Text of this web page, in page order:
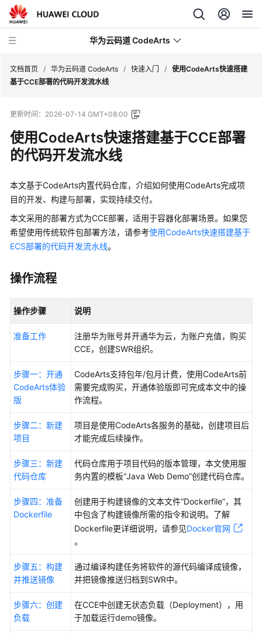
华为云码道 CodeArts
品
介
绍
费
说
快
速
门
门
引
用
速
基
于
部
署
开
发
水
文档首页 / 华为云码道 CodeArts / 快速入门 / 使用CodeArts快速搭建
基于CCE部署的代码开发流水线
更新时间： 2026-07-14 GMT+08:00
使用CodeArts快速搭建基于CCE部署
的代码开发流水线
本文基于CodeArts内置代码仓库，介绍如何使用CodeArts完成项
目的开发、构建与部署，实现持续交付。
本文采用的部署方式为CCE部署，适用于容器化部署场景。如果您
希望使用传统软件包部署方法，请参考使用CodeArts快速搭建基于
ECS部署的代码开发流水线。
操作流程
操作步骤 说明
准备工作
注册华为账号并开通华为云，为账户充值，购买
CCE，创建SWR组织。
步骤一：开通
CodeArts体验
版
CodeArts支持包年/包月计费，使用CodeArts前
需要完成购买，开通体验版即可完成本文中的操
作流程。
步骤二：新建
项目
项目是使用CodeArts各服务的基础，创建项目后
才能完成后续操作。
步骤三：新建
代码仓库
代码仓库用于项目代码的版本管理，本文使用服
务内置的模板“Java Web Demo”创建代码仓库。
步骤四：准备
Dockerfile
创建用于构建镜像的文本文件“Dockerfile”，其
中包含了构建镜像所需的指令和说明。了解
Dockerfile更详细说明，请参见Docker官网
。
步骤五：构建
并推送镜像
通过编译构建任务将软件的源代码编译成镜像，
并把镜像推送归档到SWR中。
步骤六：创建
负载
在CCE中创建无状态负载（Deployment），用
于加载运行demo镜像。